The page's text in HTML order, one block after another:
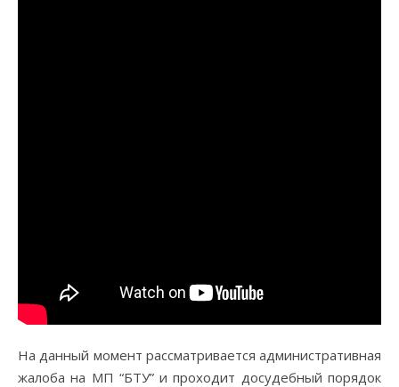
На данный момент рассматривается административная
жалоба на МП “БТУ” и проходит досудебный порядок